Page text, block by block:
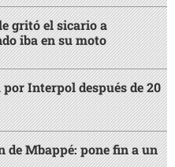
gritó el sicario a
iba en su moto
Interpol después de 20
de Mbappé: pone fin a un